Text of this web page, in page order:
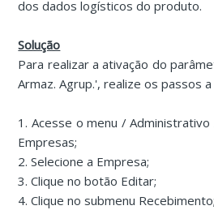
dos dados logísticos do produto.
Solução
Para realizar a ativação do
Armaz. Agrup.', realize os passos
1. Acesse o menu /
Empresas;
2. Selecione a Empresa;
3. Clique no botão Editar;
4. Clique no submenu Recebimento;